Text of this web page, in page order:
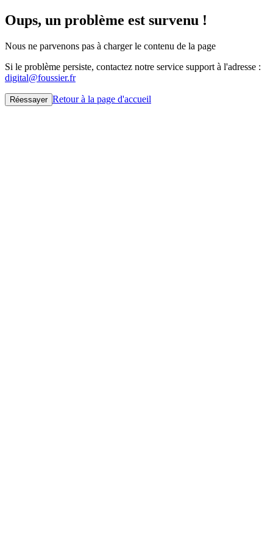
Oups, un problème est survenu !
Nous ne parvenons pas à charger le contenu de la page
Si le problème persiste, contactez notre service support à l'adresse :
digital@foussier.fr
Réessayer Retour à la page d'accueil